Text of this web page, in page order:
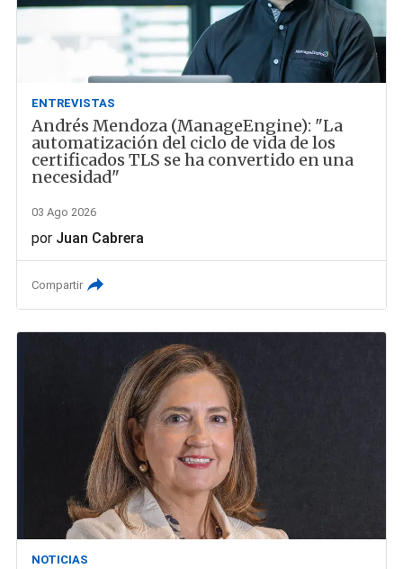
ENTREVISTAS
Andrés Mendoza (ManageEngine): "La
automatización del ciclo de vida de los
certificados TLS se ha convertido en una
necesidad"
03 Ago 2026
por Juan Cabrera
Compartir
NOTICIAS